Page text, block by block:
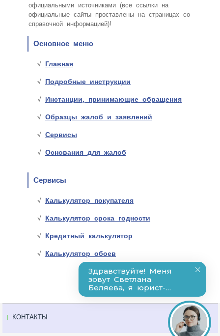
официальными источниками (все ссылки на
официальные сайты проставлены на страницах со
справочной информацией)!
Основное меню
Главная
Подробные инструкции
Инстанции, принимающие обращения
Образцы жалоб и заявлений
Сервисы
Основания для жалоб
Сервисы
Калькулятор покупателя
Калькулятор срока годности
Кредитный калькулятор
Калькулятор обоев
КОНТАКТЫ